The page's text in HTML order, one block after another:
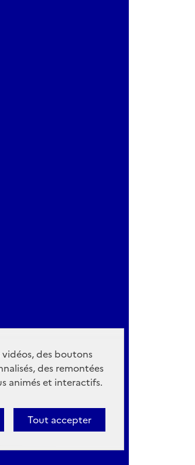
des boutons
des remontées
animés et interactifs.
Tout accepter